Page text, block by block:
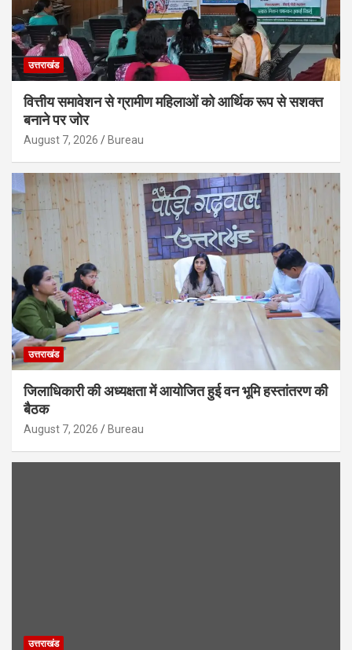
उत्तराखंड
वित्तीय समावेशन से ग्रामीण महिलाओं को आर्थिक रूप से सशक्त
बनाने पर जोर
August 7, 2026 Bureau
उत्तराखंड
जिलाधिकारी की अध्यक्षता में आयोजित हुई वन भूमि हस्तांतरण की
बैठक
August 7, 2026 Bureau
उत्तराखंड